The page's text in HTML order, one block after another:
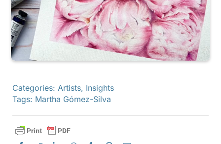
イベント
ブログ
販売店を探す
お問い合わせ
Categories: Artists, Insights
Tags: Martha Gómez-Silva